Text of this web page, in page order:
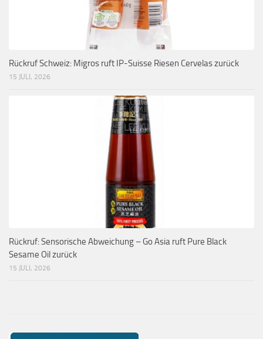
Rückruf Schweiz: Migros ruft IP-Suisse Riesen Cervelas zurück
15 JULI, 2026
Rückruf: Sensorische Abweichung – Go Asia ruft Pure Black
Sesame Oil zurück
15 JULI, 2026